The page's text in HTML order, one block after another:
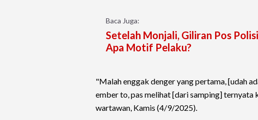
Baca Juga:
Setelah Monjali, Giliran Pos
Apa Motif Pelaku?
"Malah enggak denger yang pertama, [udah
ember to, pas melihat [dari samping] ternyata
wartawan, Kamis (4/9/2025).